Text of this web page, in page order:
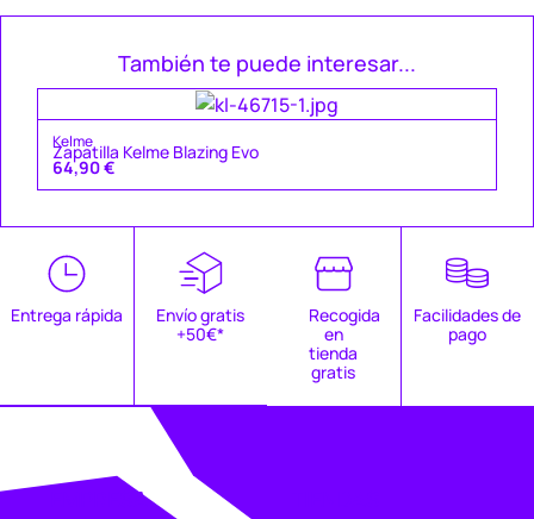
También te puede interesar...
Kelme
Zapatilla Kelme Blazing Evo
64,90€
Entrega rápida
Envío gratis
+50€*
Recogida
en
tienda
gratis
Facilidades de
pago
EMPRESA